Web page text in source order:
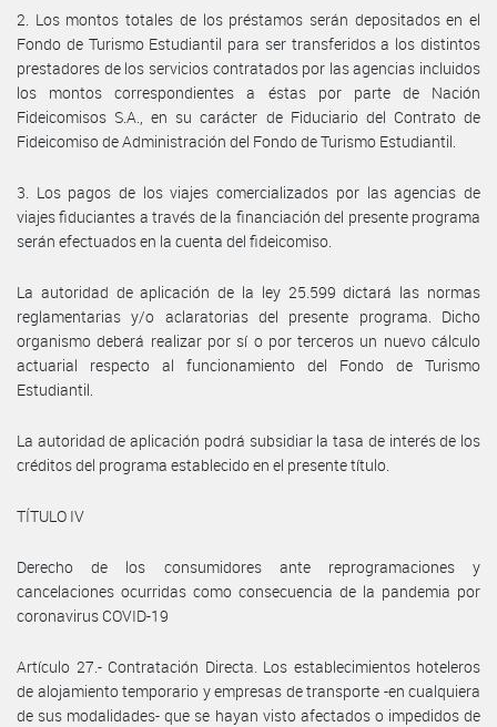
2. Los montos totales de los préstamos serán depositados en el
Fondo de Turismo Estudiantil para ser transferidos a los distintos
prestadores de los servicios contratados por las agencias incluidos
los montos correspondientes a éstas por parte de Nación
Fideicomisos S.A., en su carácter de Fiduciario del Contrato de
Fideicomiso de Administración del Fondo de Turismo Estudiantil.
3. Los pagos de los viajes comercializados por las agencias de
viajes fiduciantes a través de la financiación del presente programa
serán efectuados en la cuenta del fideicomiso.
La autoridad de aplicación de la ley 25.599 dictará las normas
reglamentarias y/o aclaratorias del presente programa. Dicho
organismo deberá realizar por sí o por terceros un nuevo cálculo
actuarial respecto al funcionamiento del Fondo de Turismo
Estudiantil.
La autoridad de aplicación podrá subsidiar la tasa de interés de los
créditos del programa establecido en el presente título.
TÍTULO IV
Derecho de los consumidores ante reprogramaciones y
cancelaciones ocurridas como consecuencia de la pandemia por
coronavirus COVID-19
Artículo 27.- Contratación Directa. Los establecimientos hoteleros
de alojamiento temporario y empresas de transporte -en cualquiera
de sus modalidades- que se hayan visto afectados o impedidos de